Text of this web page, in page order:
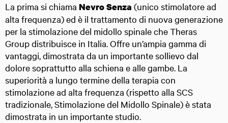
La prima si chiama Nevro Senza (unico stimolatore ad
alta frequenza) ed è il trattamento di nuova generazione
per la stimolazione del midollo spinale che Theras
Group distribuisce in Italia. Offre un’ampia gamma di
vantaggi, dimostrata da un importante sollievo dal
dolore soprattutto alla schiena e alle gambe. La
superiorità a lungo termine della terapia con
stimolazione ad alta frequenza (rispetto alla SCS
tradizionale, Stimolazione del Midollo Spinale) è stata
dimostrata in un importante studio.